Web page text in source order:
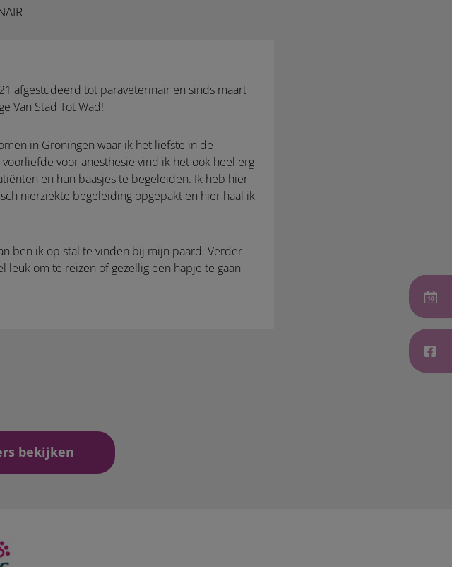
afgestudeerd tot paraveterinair en sinds maart
Van Stad Tot Wad!
in Groningen waar ik het liefste in de
voor anesthesie vind ik het ook heel erg
en hun baasjes te begeleiden. Ik heb hier
nierziekte begeleiding opgepakt en hier haal ik
ben ik op stal te vinden bij mijn paard. Verder
leuk om te reizen of gezellig een hapje te gaan
bekijken